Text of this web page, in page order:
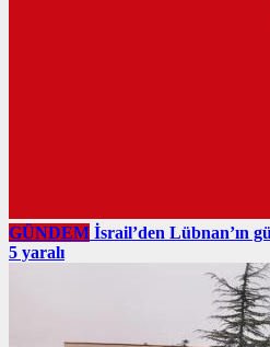
GÜNDEM İsrail’den Lübnan’ın
5 yaralı